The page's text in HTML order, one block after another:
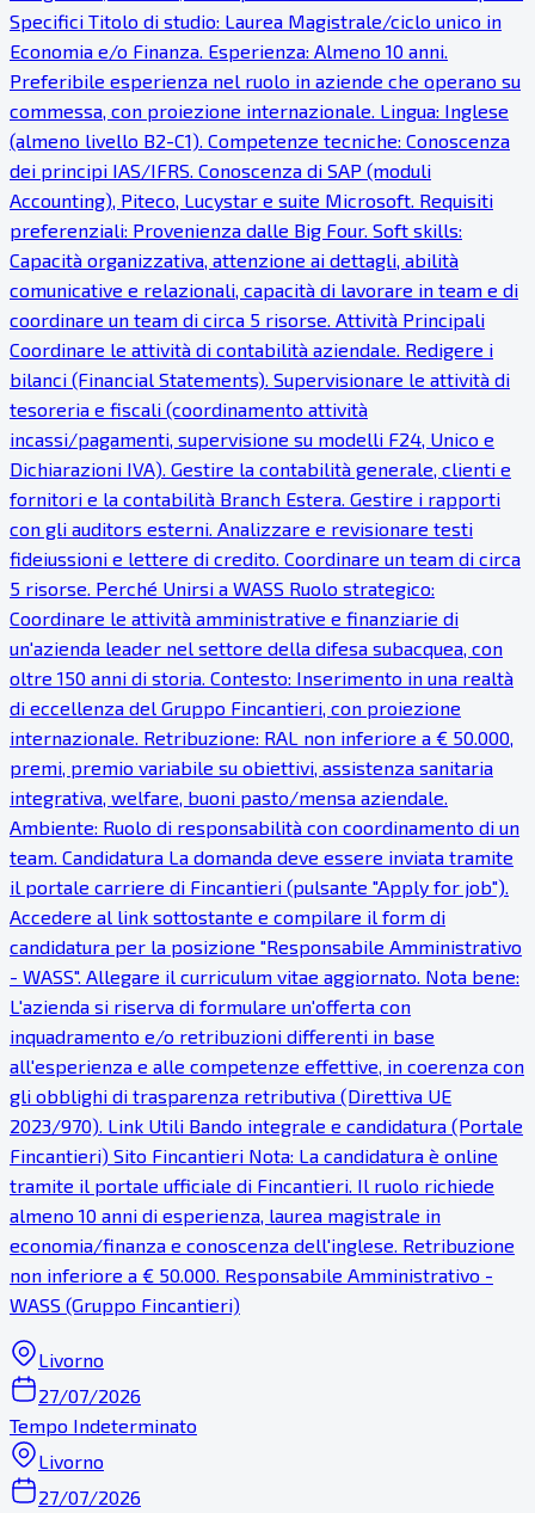
Specifici Titolo di studio: Laurea Magistrale/ciclo unico in
Economia e/o Finanza. Esperienza: Almeno 10 anni.
Preferibile esperienza nel ruolo in aziende che operano su
commessa, con proiezione internazionale. Lingua: Inglese
(almeno livello B2-C1). Competenze tecniche: Conoscenza
dei principi IAS/IFRS. Conoscenza di SAP (moduli
Accounting), Piteco, Lucystar e suite Microsoft. Requisiti
preferenziali: Provenienza dalle Big Four. Soft skills:
Capacità organizzativa, attenzione ai dettagli, abilità
comunicative e relazionali, capacità di lavorare in team e di
coordinare un team di circa 5 risorse. Attività Principali
Coordinare le attività di contabilità aziendale. Redigere i
bilanci (Financial Statements). Supervisionare le attività di
tesoreria e fiscali (coordinamento attività
incassi/pagamenti, supervisione su modelli F24, Unico e
Dichiarazioni IVA). Gestire la contabilità generale, clienti e
fornitori e la contabilità Branch Estera. Gestire i rapporti
con gli auditors esterni. Analizzare e revisionare testi
fideiussioni e lettere di credito. Coordinare un team di circa
5 risorse. Perché Unirsi a WASS Ruolo strategico:
Coordinare le attività amministrative e finanziarie di
un'azienda leader nel settore della difesa subacquea, con
oltre 150 anni di storia. Contesto: Inserimento in una realtà
di eccellenza del Gruppo Fincantieri, con proiezione
internazionale. Retribuzione: RAL non inferiore a € 50.000,
premi, premio variabile su obiettivi, assistenza sanitaria
integrativa, welfare, buoni pasto/mensa aziendale.
Ambiente: Ruolo di responsabilità con coordinamento di un
team. Candidatura La domanda deve essere inviata tramite
il portale carriere di Fincantieri (pulsante "Apply for job").
Accedere al link sottostante e compilare il form di
candidatura per la posizione "Responsabile Amministrativo
- WASS". Allegare il curriculum vitae aggiornato. Nota bene:
L'azienda si riserva di formulare un'offerta con
inquadramento e/o retribuzioni differenti in base
all'esperienza e alle competenze effettive, in coerenza con
gli obblighi di trasparenza retributiva (Direttiva UE
2023/970). Link Utili Bando integrale e candidatura (Portale
Fincantieri) Sito Fincantieri Nota: La candidatura è online
tramite il portale ufficiale di Fincantieri. Il ruolo richiede
almeno 10 anni di esperienza, laurea magistrale in
economia/finanza e conoscenza dell'inglese. Retribuzione
non inferiore a € 50.000. Responsabile Amministrativo -
WASS (Gruppo Fincantieri)
Livorno
27/07/2026
Tempo Indeterminato
Livorno
27/07/2026